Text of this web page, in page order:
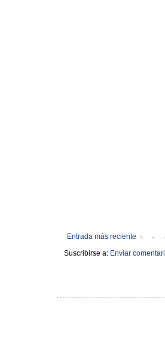
Entrada más reciente
Suscribirse a: Enviar